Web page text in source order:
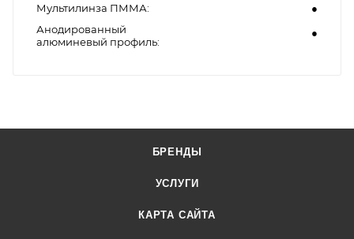
Мультилинза ПММА
●
Анодированный
алюминевый профиль
●
БРЕНДЫ
УСЛУГИ
КАРТА САЙТА